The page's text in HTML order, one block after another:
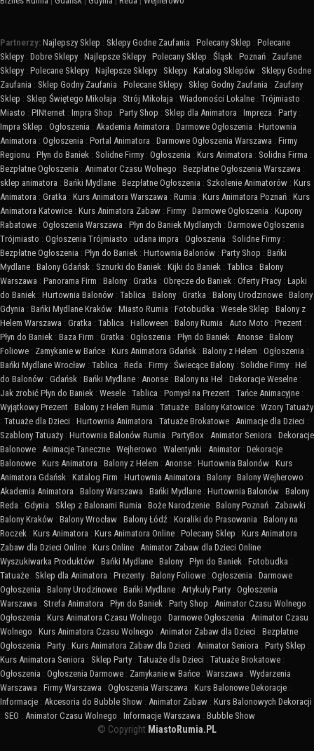
Partnerzy: Najlepszy Sklep : Sklepy Godne Zaufania : Polecany Sklep : Polecane
Sklepy : Dobre Sklepy : Najlepsze Sklepy : Polecany Sklep : Śląsk : Poznań : Zaufane
Sklepy : Polecane Sklepy : Najlepsze Sklepy : Sklepy : Katalog Sklepów : Sklepy Godne
Zaufania : Sklep Godny Zaufania : Polecane Sklepy : Sklep Godny Zaufania : Zaufany
Sklep : Sklep Świętego Mikołaja : Strój Mikołaja : Wiadomości Lokalne : Trójmiasto :
Miasto : PINternet : Impra Shop : Party Shop : Sklep dla Animatora : Impreza : Party :
Impra Sklep : Ogłoszenia : Akademia Animatora : Darmowe Ogłoszenia : Hurtownia
Animatora : Ogłoszenia : Portal Animatora : Darmowe Ogłoszenia Warszawa : Firmy
Regionu : Płyn do Baniek : Solidne Firmy : Ogłoszenia : Kurs Animatora : Solidna Firma :
Bezpłatne Ogłoszenia : Animator Czasu Wolnego : Bezpłatne Ogłoszenia Warszawa :
sklep animatora : Bańki Mydlane : Bezpłatne Ogłoszenia : Szkolenie Animatorów : Kurs
Animatora : Gratka : Kurs Animatora Warszawa : Rumia : Kurs Animatora Poznań : Kurs
Animatora Katowice : Kurs Animatora Zabaw : Firmy : Darmowe Ogłoszenia : Kupony
Rabatowe : Ogłoszenia Warszawa : Płyn do Baniek Mydlanych : Darmowe Ogłoszenia
Trójmiasto : Ogłoszenia Trójmiasto : udana impra : Ogłoszenia : Solidne Firmy :
Bezpłatne Ogłoszenia : Płyn do Baniek : Hurtownia Balonów : Party Shop : Bańki
Mydlane : Balony Gdańsk : Sznurki do Baniek : Kijki do Baniek : Tablica : Balony
Warszawa : Panorama Firm : Balony : Gratka : Obręcze do Baniek : Oferty Pracy : Łapki
do Baniek : Hurtownia Balonów : Tablica : Balony : Gratka : Balony Urodzinowe : Balony
Gdynia : Bańki Mydlane Kraków : Miasto Rumia : Fotobudka : Wesele Sklep : Balony z
Helem Warszawa : Gratka : Tablica : Halloween : Balony Rumia : Auto Moto : Prezent :
Płyn do Baniek : Baza Firm : Gratka : Ogłoszenia : Płyn do Baniek : Anonse : Balony
Foliowe : Zamykanie w Bańce : Kurs Animatora Gdańsk : Balony z Helem : Ogłoszenia :
Bańki Mydlane Wrocław : Tablica : Reda : Firmy : Świecące Balony : Solidne Firmy : Hel
do Balonów : Gdańsk : Bańki Mydlane : Anonse : Balony na Hel : Dekoracje Weselne :
Jak zrobić Płyn do Baniek : Wesele : Tablica : Pomysł na Prezent : Tańce Animacyjne :
Wyjątkowy Prezent : Balony z Helem Rumia : Tatuaże : Balony Katowice : Wzory Tatuaży
: Tatuaże dla Dzieci : Hurtownia Animatora : Tatuaże Brokatowe : Animacje dla Dzieci :
Szablony Tatuaży : Hurtownia Balonów Rumia : PartyBox : Animator Seniora : Dekoracje
Balonowe : Animacje Taneczne : Wejherowo : Walentynki : Animator : Dekoracje
Balonowe : Kurs Animatora : Balony z Helem : Anonse : Hurtownia Balonów : Kurs
Animatora Gdańsk : Katalog Firm : Hurtownia Animatora : Balony : Balony Wejherowo :
Akademia Animatora : Balony Warszawa : Bańki Mydlane : Hurtownia Balonów : Balony
Reda : Gdynia : Sklep z Balonami Rumia : Boże Narodzenie : Balony Poznań : Zabawki :
Balony Kraków : Balony Wrocław : Balony Łódź : Koraliki do Prasowania : Balony na
Roczek : Kurs Animatora : Kurs Animatora Online : Polecany Sklep : Kurs Animatora
Zabaw dla Dzieci Online : Kurs Online : Animator Zabaw dla Dzieci Online :
Wyszukiwarka Produktów : Bańki Mydlane : Balony : Płyn do Baniek : Fotobudka :
Tatuaże : Sklep dla Animatora : Prezenty : Balony Foliowe : Ogłoszenia : Darmowe
Ogłoszenia : Balony Urodzinowe : Bańki Mydlane : Artykuły Party : Ogłoszenia
Warszawa : Strefa Animatora : Płyn do Baniek : Party Shop : Animator Czasu Wolnego :
Ogłoszenia : Kurs Animatora Czasu Wolnego : Darmowe Ogłoszenia : Animator Czasu
Wolnego : Kurs Animatora Czasu Wolnego : Animator Zabaw dla Dzieci : Bezpłatne
Ogłoszenia : Party : Kurs Animatora Zabaw dla Dzieci : Animator Seniora : Party Sklep :
Kurs Animatora Seniora : Sklep Party : Tatuaże dla Dzieci : Tatuaże Brokatowe :
Ogłoszenia : Ogłoszenia Darmowe : Zamykanie w Bańce : Warszawa : Wydarzenia
Warszawa : Firmy Warszawa : Ogłoszenia Warszawa : Kurs Balonowe Dekoracje :
Informacje : Akcesoria do Bubble Show : Animator Zabaw : Kurs Balonowych Dekoracji
: SEO : Animator Czasu Wolnego : Informacje Warszawa : Bubble Show
© Copyright MiastoRumia.PL